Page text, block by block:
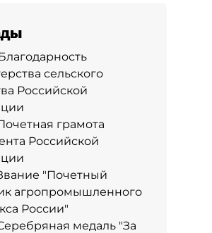
сельского
Российской
грамота
Российской
Звание "Почетный
агропромышленного
России"
медаль "За